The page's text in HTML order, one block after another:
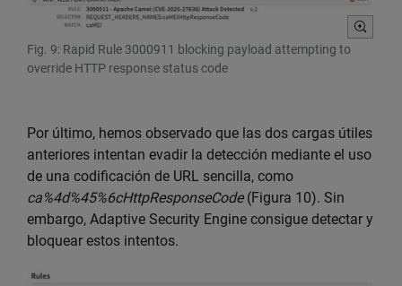
Fig. 9: Rapid Rule 3000911 blocking payload attempting to
override HTTP response status code
Por último, hemos observado que las dos cargas útiles
anteriores intentan evadir la detección mediante el uso
de una codificación de URL sencilla, como
ca%4d%45%6cHttpResponseCode(Figura 10). Sin
embargo, Adaptive Security Engine consigue detectar y
bloquear estos intentos.